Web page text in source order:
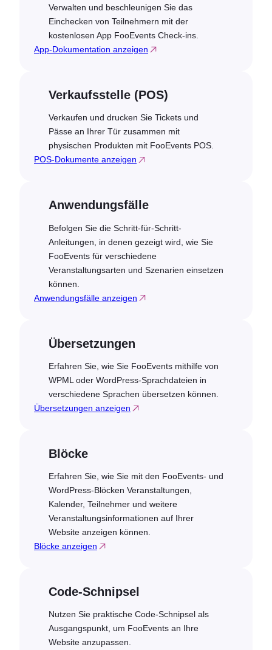
Verwalten und beschleunigen Sie das
Einchecken von Teilnehmern mit der
kostenlosen App FooEvents Check-ins.
App-Dokumentation anzeigen
Verkaufsstelle (POS)
Verkaufen und drucken Sie Tickets und
Pässe an Ihrer Tür zusammen mit
physischen Produkten mit FooEvents POS.
POS-Dokumente anzeigen
Anwendungsfälle
Befolgen Sie die Schritt-für-Schritt-
Anleitungen, in denen gezeigt wird, wie Sie
FooEvents für verschiedene
Veranstaltungsarten und Szenarien einsetzen
können.
Anwendungsfälle anzeigen
Übersetzungen
Erfahren Sie, wie Sie FooEvents mithilfe von
WPML oder WordPress-Sprachdateien in
verschiedene Sprachen übersetzen können.
Übersetzungen anzeigen
Blöcke
Erfahren Sie, wie Sie mit den FooEvents- und
WordPress-Blöcken Veranstaltungen,
Kalender, Teilnehmer und weitere
Veranstaltungsinformationen auf Ihrer
Website anzeigen können.
Blöcke anzeigen
Code-Schnipsel
Nutzen Sie praktische Code-Schnipsel als
Ausgangspunkt, um FooEvents an Ihre
Website anzupassen.